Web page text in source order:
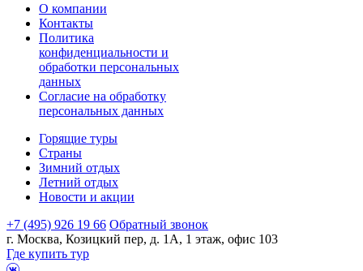
О компании
Контакты
Политика
конфиденциальности и
обработки персональных
данных
Согласие на обработку
персональных данных
Горящие туры
Страны
Зимний отдых
Летний отдых
Новости и акции
+7 (495) 926 19 66 Обратный звонок
г. Москва, Козицкий пер, д. 1А, 1 этаж, офис 103
Где купить тур